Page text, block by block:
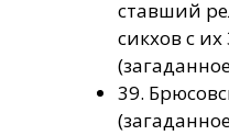
ставший
сикхов с
39.